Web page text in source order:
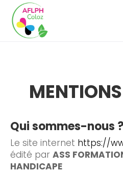
Qui sommes-nous ?
Le site internet https://
édité par ASS
HANDICAPE